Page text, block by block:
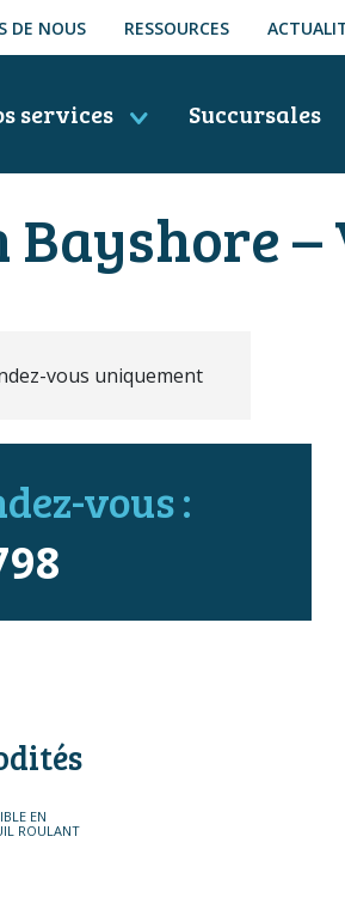
DE NOUS RESSOURCES
services Succursales
–
vous uniquement
vous :
EN FAUTEUIL
EN
ROULANT